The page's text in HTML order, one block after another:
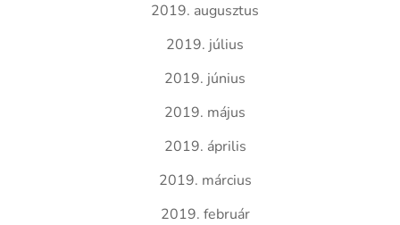
2019. augusztus
2019. július
2019. június
2019. május
2019. április
2019. március
2019. február